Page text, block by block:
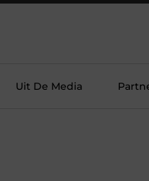
Uit De Media